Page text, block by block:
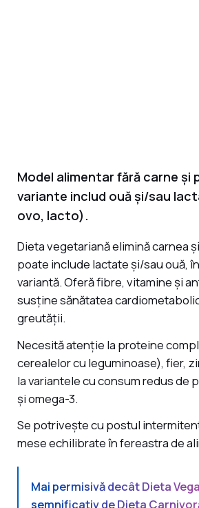
Model alimentar fără carne și
variante includ ouă și/sau
ovo, lacto).
Dieta vegetariană elimină carnea
poate include lactate și/sau ouă,
variantă. Oferă fibre, vitamine și
susține sănătatea
greutății.
Necesită atenție la proteine
cerealelor cu leguminoase), fier,
la variantele cu consum redus de
și omega-3.
Se potrivește cu postul
mese echilibrate în fereastra de
Mai permisivă decâtDieta
semnificativ deDieta